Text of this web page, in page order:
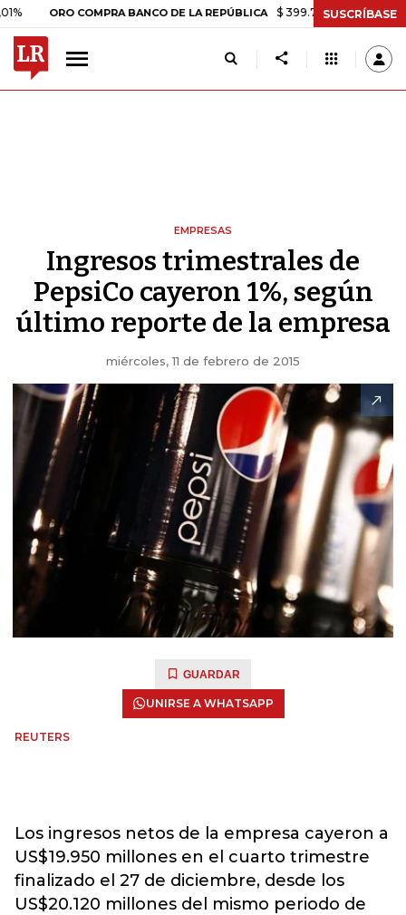
ORO COMPRA BANCO DE LA REPÚBLICA $ 399.745,16 +$ 2.295,71
SUSCRÍBASE
EMPRESAS
Ingresos trimestrales de
PepsiCo cayeron 1%, según
último reporte de la empresa
miércoles, 11 de febrero de 2015
GUARDAR
UNIRSE A WHATSAPP
REUTERS
Los ingresos netos de la empresa cayeron a
US$19.950 millones en el cuarto trimestre
finalizado el 27 de diciembre, desde los
US$20.120 millones del mismo periodo de